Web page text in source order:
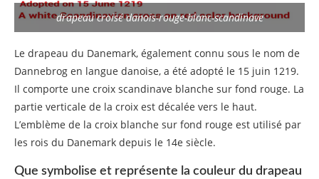
drapeau croisé danois-rouge-blanc-scandinave
Le drapeau du Danemark, également connu sous le nom de
Dannebrog en langue danoise, a été adopté le 15 juin 1219.
Il comporte une croix scandinave blanche sur fond rouge. La
partie verticale de la croix est décalée vers le haut.
L’emblème de la croix blanche sur fond rouge est utilisé par
les rois du Danemark depuis le 14e siècle.
Que symbolise et représente la couleur du drapeau